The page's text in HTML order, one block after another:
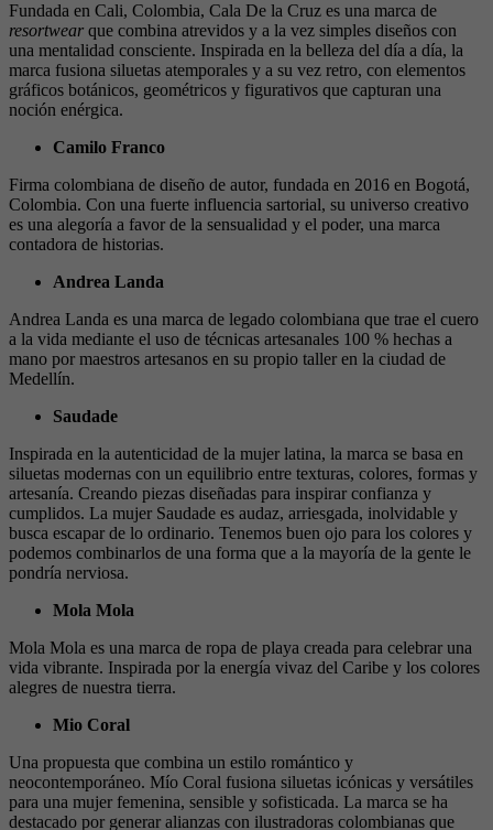
Fundada en Cali, Colombia, Cala De la Cruz es una marca de
resortwear que combina atrevidos y a la vez simples diseños con
una mentalidad consciente. Inspirada en la belleza del día a día, la
marca fusiona siluetas atemporales y a su vez retro, con elementos
gráficos botánicos, geométricos y figurativos que capturan una
noción enérgica.
Camilo Franco
Firma colombiana de diseño de autor, fundada en 2016 en Bogotá,
Colombia. Con una fuerte influencia sartorial, su universo creativo
es una alegoría a favor de la sensualidad y el poder, una marca
contadora de historias.
Andrea Landa
Andrea Landa es una marca de legado colombiana que trae el cuero
a la vida mediante el uso de técnicas artesanales 100 % hechas a
mano por maestros artesanos en su propio taller en la ciudad de
Medellín.
Saudade
Inspirada en la autenticidad de la mujer latina, la marca se basa en
siluetas modernas con un equilibrio entre texturas, colores, formas y
artesanía. Creando piezas diseñadas para inspirar confianza y
cumplidos. La mujer Saudade es audaz, arriesgada, inolvidable y
busca escapar de lo ordinario. Tenemos buen ojo para los colores y
podemos combinarlos de una forma que a la mayoría de la gente le
pondría nerviosa.
Mola Mola
Mola Mola es una marca de ropa de playa creada para celebrar una
vida vibrante. Inspirada por la energía vivaz del Caribe y los colores
alegres de nuestra tierra.
Mio Coral
Una propuesta que combina un estilo romántico y
neocontemporáneo. Mío Coral fusiona siluetas icónicas y versátiles
para una mujer femenina, sensible y sofisticada. La marca se ha
destacado por generar alianzas con ilustradoras colombianas que